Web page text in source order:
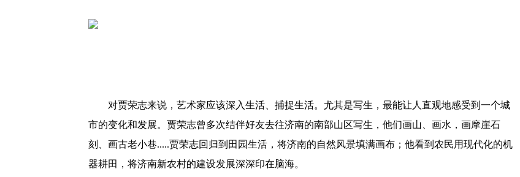
对贾荣志来说，艺术家应该深入生活、捕捉生活。尤其是写生，最能让人直观地感受到一个城
市的变化和发展。贾荣志曾多次结伴好友去往济南的南部山区写生，他们画山、画水，画摩崖石
刻、画古老小巷.....贾荣志回归到田园生活，将济南的自然风景填满画布；他看到农民用现代化的机
器耕田，将济南新农村的建设发展深深印在脑海。